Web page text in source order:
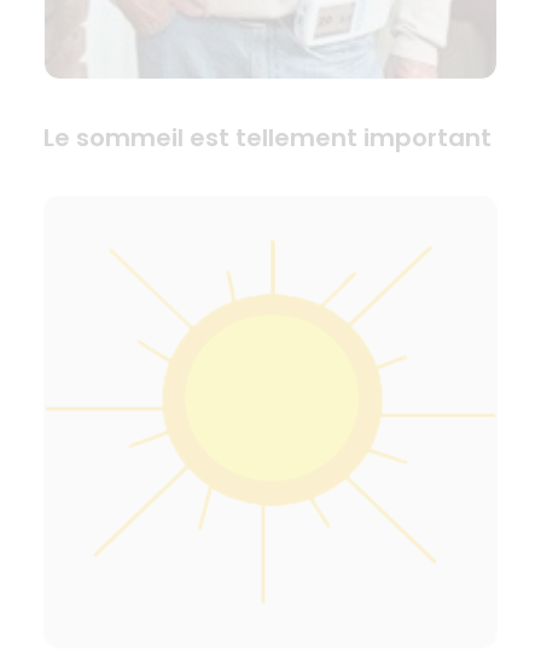
Le sommeil est tellement important